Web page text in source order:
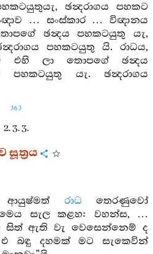
ඡන්‍දරාගය පහකට
… සංස්කාර … විඥානය
ඡන්‍දය පහකටයුතු යැ,
පහකටයුතු යි. රාධය,
එහි ලා තොපගේ ඡන්‍දය
පහකටයුතු යැ. ඡන්‍දරාගය
363
2. 3. 3.
සූත්‍රය
ආයුෂ්මත් රාධ තෙරණුවෝ
සැල කළහ: වහන්ස, …
ඇති වැ වෙසෙන්නෙම් ද
බඳු දහමක් මට සැකෙවින්